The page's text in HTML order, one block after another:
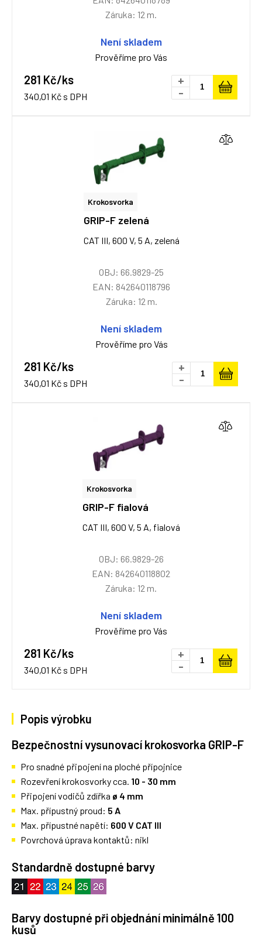
Záruka: 12 m.
Není skladem
Prověříme pro Vás
281 Kč/ks
340,01 Kč s DPH
+
-
Krokosvorka
GRIP-F zelená
CAT III, 600 V, 5 A, zelená
OBJ: 66.9829-25
EAN: 842640118796
Záruka: 12 m.
Není skladem
Prověříme pro Vás
281 Kč/ks
340,01 Kč s DPH
+
-
Krokosvorka
GRIP-F fialová
CAT III, 600 V, 5 A, fialová
OBJ: 66.9829-26
EAN: 842640118802
Záruka: 12 m.
Není skladem
Prověříme pro Vás
281 Kč/ks
340,01 Kč s DPH
+
-
Popis výrobku
Bezpečnostní vysunovací krokosvorka GRIP-F
Pro snadné připojení na ploché přípojnice
Rozevření krokosvorky cca. 10 - 30 mm
Připojení vodičů zdířka ø 4 mm
Max. přípustný proud: 5 A
Max. přípustné napětí: 600 V CAT III
Povrchová úprava kontaktů: nikl
Standardně dostupné barvy
Barvy dostupné při objednání minimálně 100
kusů